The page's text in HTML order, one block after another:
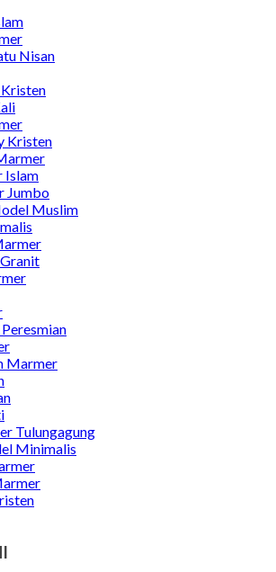
Nisan
Kristen
Islam
Jumbo
Muslim
Marmer
Tulungagung
Minimalis